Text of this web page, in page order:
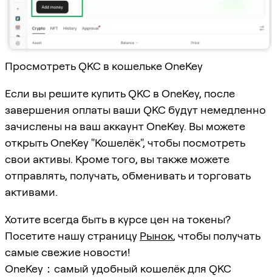
Просмотреть QKC в кошельке OneKey
Если вы решите купить QKC в OneKey, после
завершения оплаты ваши QKC будут немедленно
зачислены на ваш аккаунт OneKey. Вы можете
открыть OneKey "Кошелёк", чтобы посмотреть
свои активы. Кроме того, вы также можете
отправлять, получать, обменивать и торговать
активами.
Хотите всегда быть в курсе цен на токены?
Посетите нашу страницу Рынок, чтобы получать
самые свежие новости!
OneKey：самый удобный кошелёк для QKC